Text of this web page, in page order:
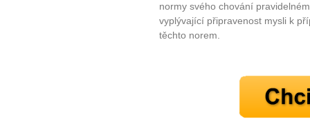
10 tipů
...
Máte pocit, že jste unaveni
normy svého chování
vyplývající připravenost mysli k
těchto norem.